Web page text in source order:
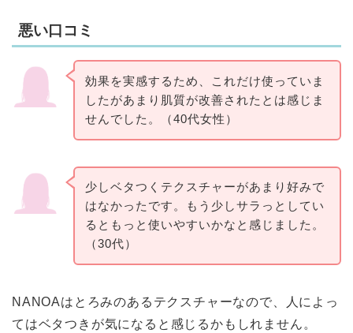
悪い口コミ
効果を実感するため、これだけ使っていま
したがあまり肌質が改善されたとは感じま
せんでした。（40代女性）
少しベタつくテクスチャーがあまり好みで
はなかったです。もう少しサラっとしてい
るともっと使いやすいかなと感じました。
（30代）
NANOAはとろみのあるテクスチャーなので、人によっ
てはベタつきが気になると感じるかもしれません。